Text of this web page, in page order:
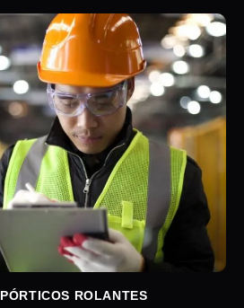
PÓRTICOS ROLANTES